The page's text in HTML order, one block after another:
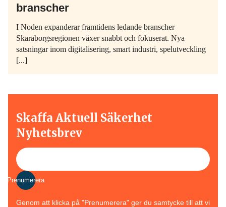
branscher
I Noden expanderar framtidens ledande branscher
Skaraborgsregionen växer snabbt och fokuserat. Nya
satsningar inom digitalisering, smart industri, spelutveckling
[...]
Skaffa Aktuell Säkerhet
Nyhetsbrev
Prenumerera
Genom att klicka på "Prenumerera" ger du samtycke till att vi